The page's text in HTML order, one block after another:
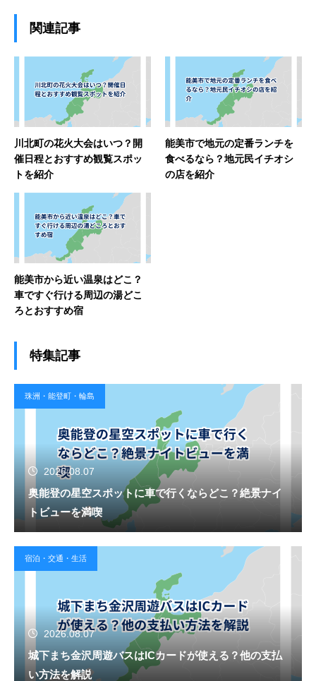
関連記事
川北町の花火大会はいつ？開
催日程とおすすめ観覧スポッ
トを紹介
能美市で地元の定番ランチを
食べるなら？地元民イチオシ
の店を紹介
能美市から近い温泉はどこ？
車ですぐ行ける周辺の湯どこ
ろとおすすめ宿
特集記事
珠洲・能登町・輪島
2026.08.07
奥能登の星空スポットに車で行くならどこ？絶景ナイ
トビューを満喫
宿泊・交通・生活
2026.08.07
城下まち金沢周遊バスはICカードが使える？他の支払
い方法を解説